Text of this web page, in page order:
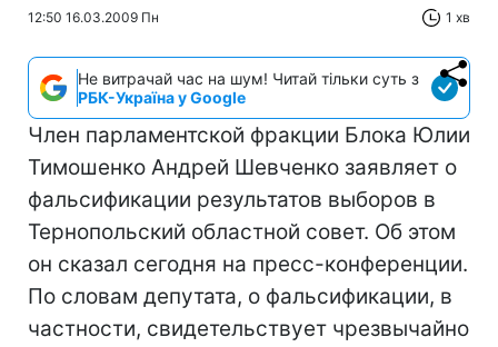
12:50 16.03.2009 Пн 1 хв
Не витрачай час на шум! Читай тільки суть з
РБК-Україна у Google
Член парламентской фракции Блока Юлии
Тимошенко Андрей Шевченко заявляет о
фальсификации результатов выборов в
Тернопольский областной совет. Об этом
он сказал сегодня на пресс-конференции.
По словам депутата, о фальсификации, в
частности, свидетельствует чрезвычайно